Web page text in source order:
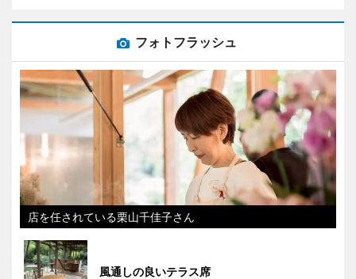
フォトフラッシュ
店を任されている栗山千佳子さん
風通しの良いテラス席